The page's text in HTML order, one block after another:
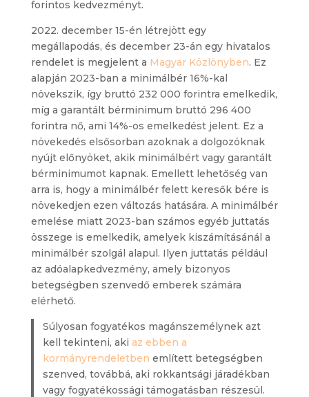
forintos kedvezményt.
2022. december 15-én létrejött egy
megállapodás, és december 23-án egy hivatalos
rendelet is megjelent a Magyar Közlönyben. Ez
alapján 2023-ban a minimálbér 16%-kal
növekszik, így bruttó 232 000 forintra emelkedik,
míg a garantált bérminimum bruttó 296 400
forintra nő, ami 14%-os emelkedést jelent. Ez a
növekedés elsősorban azoknak a dolgozóknak
nyújt előnyöket, akik minimálbért vagy garantált
bérminimumot kapnak. Emellett lehetőség van
arra is, hogy a minimálbér felett keresők bére is
növekedjen ezen változás hatására. A minimálbér
emelése miatt 2023-ban számos egyéb juttatás
összege is emelkedik, amelyek kiszámításánál a
minimálbér szolgál alapul. Ilyen juttatás például
az adóalapkedvezmény, amely bizonyos
betegségben szenvedő emberek számára
elérhető.
Súlyosan fogyatékos magánszemélynek azt
kell tekinteni, akiaz ebben a
kormányrendeletben említett betegségben
szenved, továbbá, aki rokkantsági járadékban
vagy fogyatékossági támogatásban részesül.